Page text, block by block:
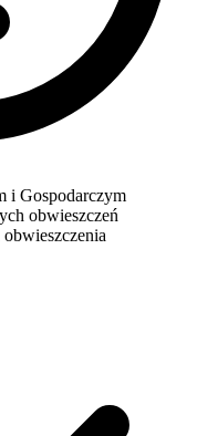
i Gospodarczym
obwieszczeń